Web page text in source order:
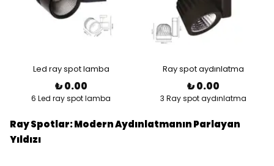
Led ray spot lamba
₺ 0.00
6 Led ray spot lamba
Ray spot aydınlatma
₺ 0.00
3 Ray spot aydınlatma
Ray Spotlar: Modern Aydınlatmanın Parlayan
Yıldızı